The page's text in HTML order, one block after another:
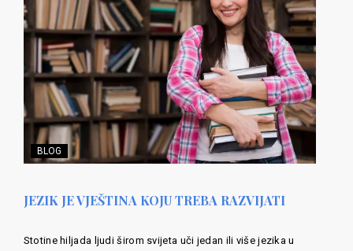
BLOG
JEZIK JE VJEŠTINA KOJU TREBA RAZVIJATI
Stotine hiljada ljudi širom svijeta uči jedan ili više jezika u